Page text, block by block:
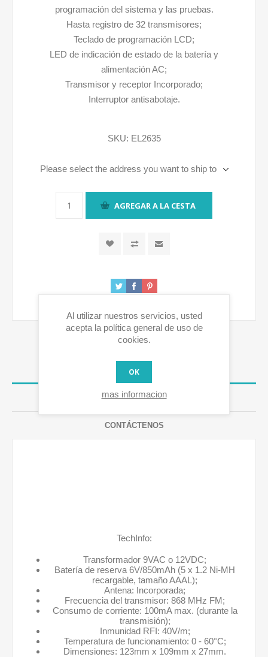
programación del sistema y las pruebas.
Hasta registro de 32 transmisores;
Teclado de programación LCD;
LED de indicación de estado de la batería y
alimentación AC;
Transmisor y receptor Incorporado;
Interruptor antisabotaje.
SKU: EL2635
Please select the address you want to ship to
AGREGAR A LA CESTA
OVERVIEW
RESEÑAS
CONTÁCTENOS
TechInfo:
Transformador 9VAC o 12VDC;
Batería de reserva 6V/850mAh (5 x 1.2 Ni-MH
recargable, tamaño AAAL);
Antena: Incorporada;
Frecuencia del transmisor: 868 MHz FM;
Consumo de corriente: 100mA max. (durante la
transmisión);
Inmunidad RFI: 40V/m;
Temperatura de funcionamiento: 0 - 60°C;
Dimensiones: 123mm x 109mm x 27mm.
Al utilizar nuestros servicios, usted
acepta la política general de uso de
cookies.
OK
mas informacion